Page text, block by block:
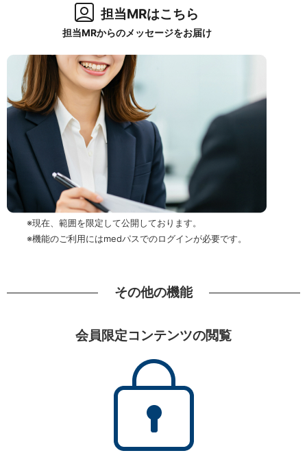
担当MRはこちら
担当MRからのメッセージをお届け
※現在、範囲を限定して公開しております。
※機能のご利用にはmedパスでのログインが必要です。
その他の機能
会員限定コンテンツの閲覧